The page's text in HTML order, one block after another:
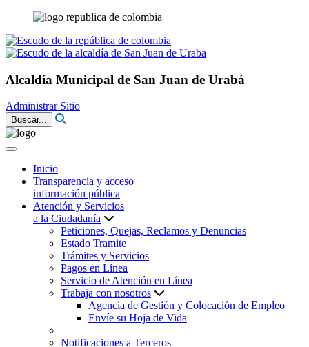
Alcaldía Municipal de San Juan de Urabá
Administrar Sitio
Buscar...
Inicio
Transparencia y acceso
información pública
Atención y Servicios
a la Ciudadanía
Peticiones, Quejas, Reclamos y Denuncias
Estado Tramite
Trámites y Servicios
Pagos en Línea
Servicio de Atención en Línea
Trabaja con nosotros
Agencia de Gestión y Colocación de Empleo
Envíe su Hoja de Vida
Notificaciones a Terceros